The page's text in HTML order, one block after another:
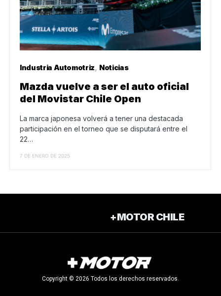
Industria Automotriz Noticias
Mazda vuelve a ser el auto oficial
del Movistar Chile Open
La marca japonesa volverá a tener una destacada
participación en el torneo que se disputará entre el
22…
7 DE ENERO DE 2025
+MOTOR CHILE
Copyright © 2026 Todos los derechos reservados.